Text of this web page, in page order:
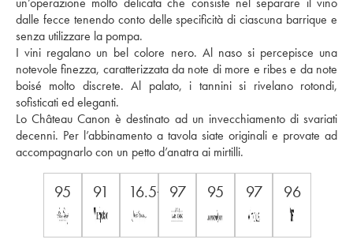
dalle fecce tenendo conto delle specificità di ciascuna barrique e
senza utilizzare la pompa.
I vini regalano un bel colore nero. Al naso si percepisce una
notevole finezza, caratterizzata da note di more e ribes e da note
boisé molto discrete. Al palato, i tannini si rivelano rotondi,
sofisticati ed eleganti.
Lo Château Canon è destinato ad un invecchiamento di svariati
decenni. Per l’abbinamento a tavola siate originali e provate ad
95 91 16.5+ 97 95 97 96